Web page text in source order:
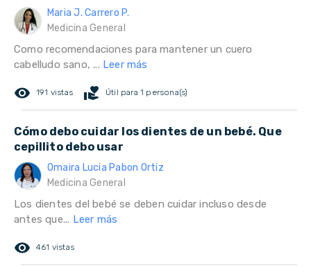
Maria J. Carrero P.
Medicina General
Como recomendaciones para mantener un cuero
cabelludo sano, ... Leer más
remove_red_eye 191 vistas volunteer_activism Útil para 1 persona(s)
Cómo debo cuidar los dientes de un bebé. Que
cepillito debo usar
Omaira Lucia Pabon Ortiz
Medicina General
Los dientes del bebé se deben cuidar incluso desde
antes que... Leer más
remove_red_eye 461 vistas